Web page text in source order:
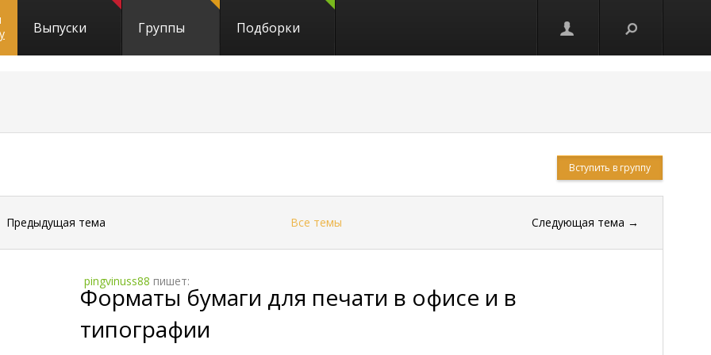
Выпуски Группы Подборки
Вступить в группу
Предыдущая тема Все темы Следующая тема →
pingvinuss88 пишет:
Форматы бумаги для печати в офисе и в
типографии